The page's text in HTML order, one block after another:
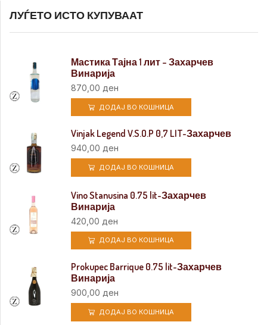
ЛУЃЕТО ИСТО КУПУВААТ
Мастика Тајна 1 лит – Захарчев
Винарија
870,00 ден
ДОДАЈ ВО КОШНИЦА
Vinjak Legend V.S.O.P 0,7 LIT-Захарчев
940,00 ден
ДОДАЈ ВО КОШНИЦА
Vino Stanusina 0.75 lit-Захарчев
Винарија
420,00 ден
ДОДАЈ ВО КОШНИЦА
Prokupec Barrique 0.75 lit-Захарчев
Винарија
900,00 ден
ДОДАЈ ВО КОШНИЦА